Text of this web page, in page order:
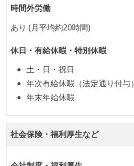
時間外労働
あり (月平均約20時間)
休日・有給休暇・特別休暇
土・日・祝日
年次有給休暇（法定通り付与）
年末年始休暇
社会保険・福利厚生など